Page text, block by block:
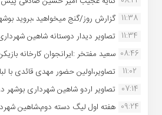
11:38 گزارش روز/گنج میخواهید ،بروید
11:34 تصاویر دیدار دوستانه شاهین
08:46 سعید مفتخر :ایرانجوان کارخانه
11:02
تصاویر،اولین حضور مهدی قائدی با
07:14 تصاویر اردو شاهین شهرداری
09:24 هفته اول لیگ دسته دوم،شاهین